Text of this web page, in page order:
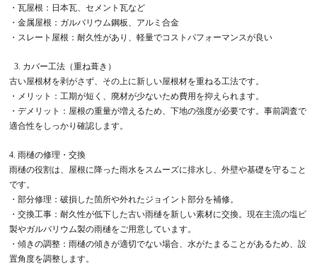
・瓦屋根：日本瓦、セメント瓦など
・金属屋根：ガルバリウム鋼板、アルミ合金
・スレート屋根：耐久性があり、軽量でコストパフォーマンスが良い
3. カバー工法（重ね葺き）
古い屋根材を剥がさず、その上に新しい屋根材を重ねる工法です。
・メリット：工期が短く、廃材が少ないため費用を抑えられます。
・デメリット：屋根の重量が増えるため、下地の強度が必要です。事前調査で
適合性をしっかり確認します。
4. 雨樋の修理・交換
雨樋の役割は、屋根に降った雨水をスムーズに排水し、外壁や基礎を守ること
です。
・部分修理：破損した箇所や外れたジョイント部分を補修。
・交換工事：耐久性が低下した古い雨樋を新しい素材に交換。現在主流の塩ビ
製やガルバリウム製の雨樋をご用意しています。
・傾きの調整：雨樋の傾きが適切でない場合、水がたまることがあるため、設
置角度を調整します。